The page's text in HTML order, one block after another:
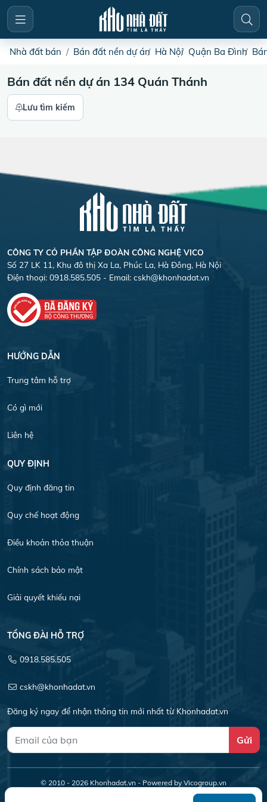
Nhà đất bán Bán đất nền dự án Hà Nội Quận Ba Đình
Bán đất nền dự án 134 Quán Thánh
Lưu tìm kiếm
CÔNG TY CỎ PHẦN TẬP ĐOÀN CÔNG NGHỆ VICO
Số 27 LK 11, Khu đô thị Xa La, Phúc La, Hà Đông, Hà Nội
Điện thoại: 0918.585.505 - Email: cskh@khonhadat.vn
HƯỚNG DẪN
Trung tâm hỗ trợ
Có gì mới
Liên hệ
QUY ĐỊNH
Quy định đăng tin
Quy chế hoạt động
Điều khoản thỏa thuận
Chính sách bảo mật
Giải quyết khiếu nại
TỔNG ĐÀI HỖ TRỢ
0918.585.505
cskh@khonhadat.vn
Đăng ký ngay để nhận thông tin mới nhất từ Khonhadat.vn
Gửi
© 2010 - 2026 Khonhadat.vn - Powered by Vicogroup.vn